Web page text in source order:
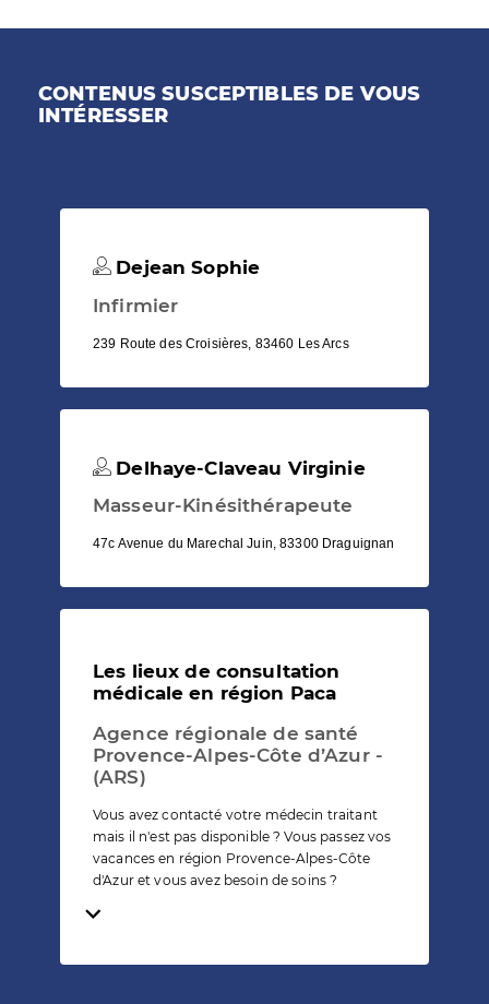
CONTENUS SUSCEPTIBLES DE VOUS
INTÉRESSER
Dejean Sophie
Infirmier
239 Route des Croisières, 83460 Les Arcs
Delhaye-Claveau Virginie
Masseur-Kinésithérapeute
47c Avenue du Marechal Juin, 83300 Draguignan
Les lieux de consultation
médicale en région Paca
Agence régionale de santé
Provence-Alpes-Côte d’Azur -
(ARS)
Vous avez contacté votre médecin traitant
mais il n'est pas disponible ? Vous passez vos
vacances en région Provence-Alpes-Côte
d'Azur et vous avez besoin de soins ?
Temps de lecture